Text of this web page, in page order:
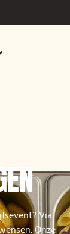
Via
Onze